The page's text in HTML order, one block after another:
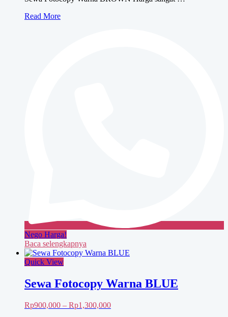
Sewa
Read More
Nego Harga!
Baca selengkapnya
Quick View
Sewa Fotocopy Warna BLUE
Rp900,000 – Rp1,300,000Rentang